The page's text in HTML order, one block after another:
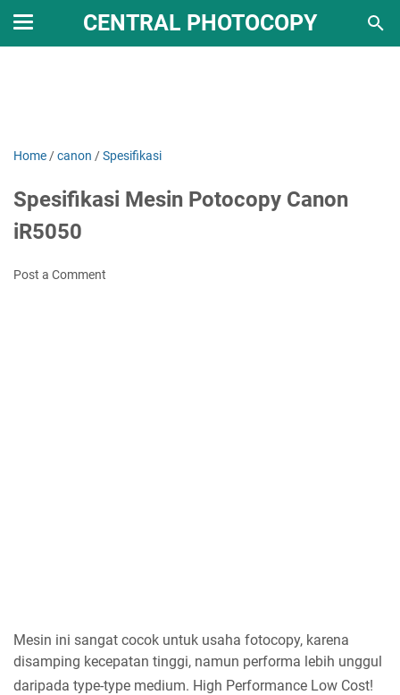
CENTRAL PHOTOCOPY
Home /canon /Spesifikasi
Spesifikasi Mesin Potocopy Canon
iR5050
Post a Comment
Mesin ini sangat cocok untuk usaha fotocopy, karena
disamping kecepatan tinggi, namun performa lebih unggul
daripada type-type medium. High Performance Low Cost!